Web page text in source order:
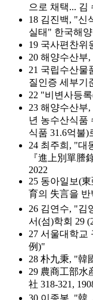
으로 채택... 김
18 김진백, "신
실태" 한국해양
19 국사편찬위
20 해양수산부
21 국립수산물
질인증 세부기
22 "비변사등
23 해양수산부
년 농수산식품
식품 31.6억불
24 최주희, "대
『進上別單謄
2022
25 동아일보(
育의 失言을 반
26 김연수, "김
서(섬)학회 29
27 서울대학교
例)"
28 朴九秉, "韓
29 農商工部水
社 318-321,
30 이종봉, "韓